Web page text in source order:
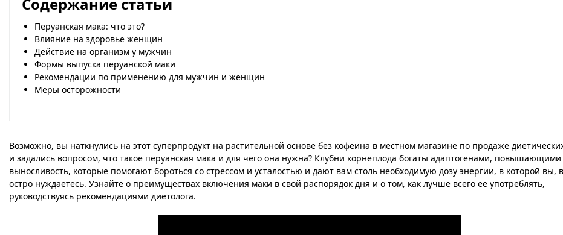
Перуанская мака: что это?
Влияние на здоровье женщин
Действие на организм у мужчин
Формы выпуска перуанской маки
Рекомендации по применению для мужчин и женщин
Меры осторожности
Возможно, вы наткнулись на этот суперпродукт на растительной основе без кофеина в местном магазине по продаже
и задались вопросом, что такое перуанская мака и для чего она нужна? Клубни корнеплода богаты адаптогенами, повышающими
выносливость, которые помогают бороться со стрессом и усталостью и дают вам столь необходимую дозу энергии, в которой вы,
остро нуждаетесь. Узнайте о преимуществах включения маки в свой распорядок дня и о том, как лучше всего ее употреблять,
руководствуясь рекомендациями диетолога.